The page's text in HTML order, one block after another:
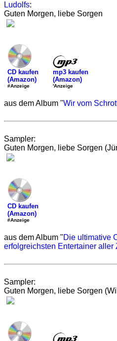
Ludolfs:
Guten Morgen, liebe Sorgen
CD kaufen
(Amazon)
#Anzeige
mp3 kaufen
(Amazon)
'Anzeige
aus dem Album "Wir vom
Sampler:
Guten Morgen, liebe Sorgen
CD kaufen
(Amazon)
#Anzeige
aus dem Album "Die ultimative
erfolgreichsten Entertainer aller
Sampler:
Guten Morgen, liebe Sorgen